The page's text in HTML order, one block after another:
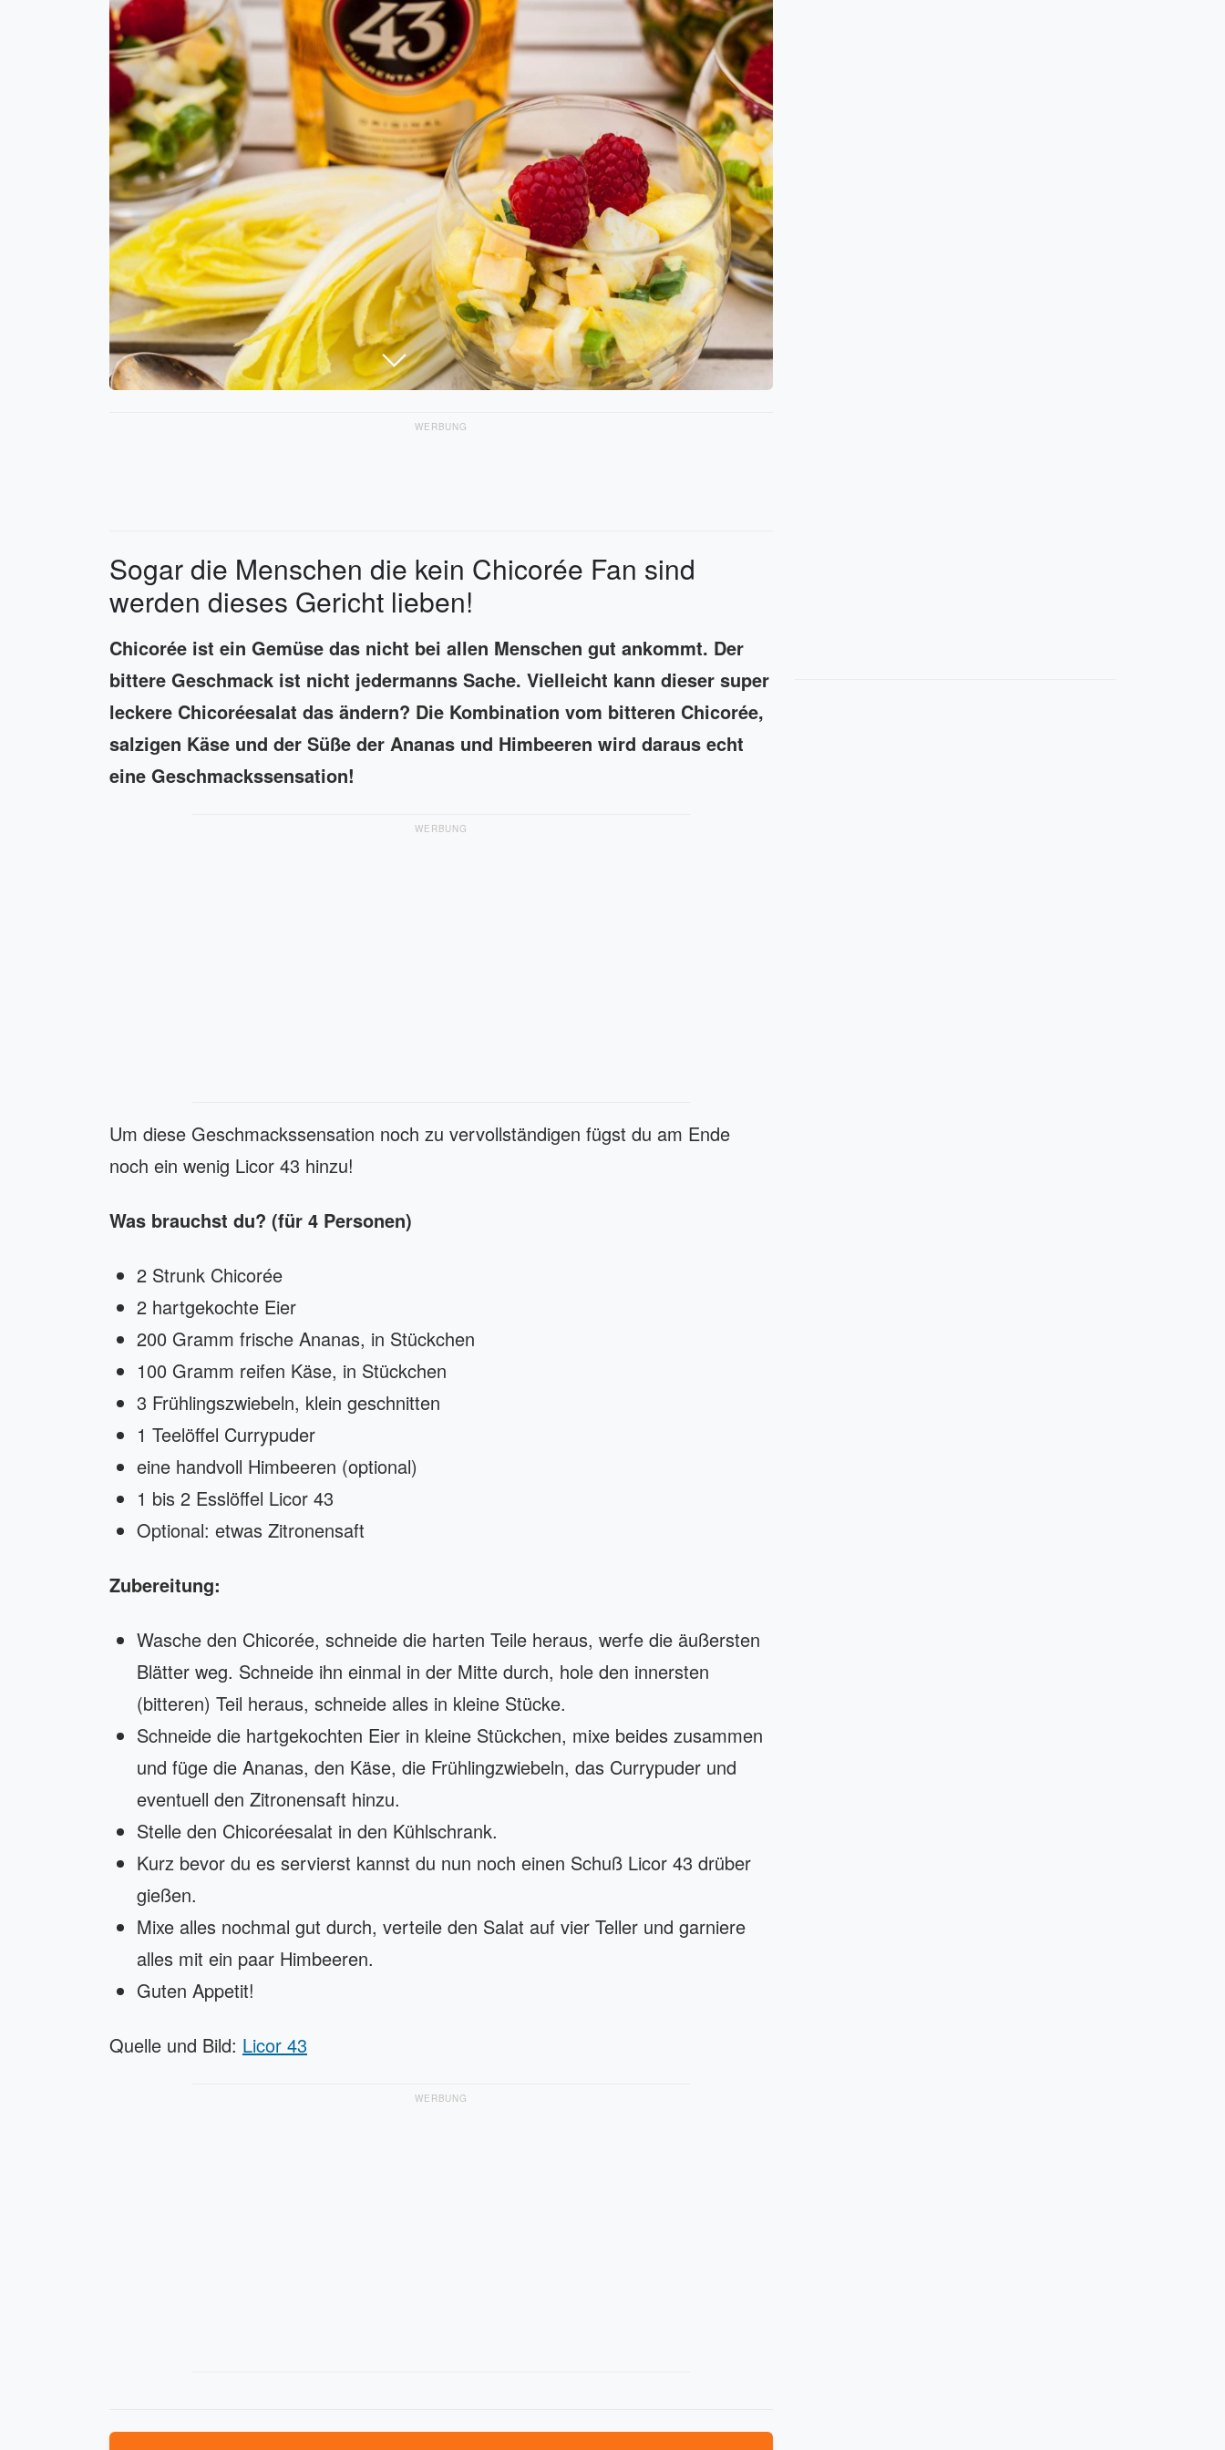
WERBUNG
Sogar die Menschen die kein Chicorée Fan sind
werden dieses Gericht lieben!
Chicorée ist ein Gemüse das nicht bei allen Menschen gut ankommt. Der
bittere Geschmack ist nicht jedermanns Sache. Vielleicht kann dieser super
leckere Chicoréesalat das ändern? Die Kombination vom bitteren Chicorée,
salzigen Käse und der Süße der Ananas und Himbeeren wird daraus echt
eine Geschmackssensation!
WERBUNG
Um diese Geschmackssensation noch zu vervollständigen fügst du am Ende
noch ein wenig Licor 43 hinzu!
Was brauchst du? (für 4 Personen)
2 Strunk Chicorée
2 hartgekochte Eier
200 Gramm frische Ananas, in Stückchen
100 Gramm reifen Käse, in Stückchen
3 Frühlingszwiebeln, klein geschnitten
1 Teelöffel Currypuder
eine handvoll Himbeeren (optional)
1 bis 2 Esslöffel Licor 43
Optional: etwas Zitronensaft
Zubereitung:
Wasche den Chicorée, schneide die harten Teile heraus, werfe die äußersten
Blätter weg. Schneide ihn einmal in der Mitte durch, hole den innersten
(bitteren) Teil heraus, schneide alles in kleine Stücke.
Schneide die hartgekochten Eier in kleine Stückchen, mixe beides zusammen
und füge die Ananas, den Käse, die Frühlingzwiebeln, das Currypuder und
eventuell den Zitronensaft hinzu.
Stelle den Chicoréesalat in den Kühlschrank.
Kurz bevor du es servierst kannst du nun noch einen Schuß Licor 43 drüber
gießen.
Mixe alles nochmal gut durch, verteile den Salat auf vier Teller und garniere
alles mit ein paar Himbeeren.
Guten Appetit!
Quelle und Bild: Licor 43
WERBUNG